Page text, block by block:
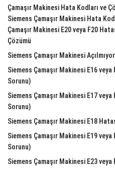
Çamaşır Makinesi Hata Kodları ve
Siemens Çamaşır Makinesi Hata
Çamaşır Makinesi E20 veya F20
Çözümü
Siemens Çamaşır Makinesi
Siemens Çamaşır Makinesi E16
Sorunu)
Siemens Çamaşır Makinesi E17
Sorunu)
Siemens Çamaşır Makinesi E18
Siemens Çamaşır Makinesi E19
Sorunu)
Siemens Çamaşır Makinesi E23 veya